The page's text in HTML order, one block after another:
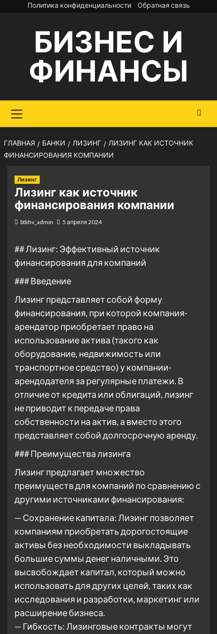
Перейти
содержимому
Политика конфиденциальности Обратная связь
БИЗНЕС И
ФИНАНСЫ
меню
ГЛАВНАЯ БАНКИ ЛИЗИНГ
ЛИЗИНГ КАК ИСТОЧНИК
ФИНАНСИРОВАНИЯ КОМПАНИИ
Лизинг
Лизинг как источник
финансирования компании
btkhv_admin 5 апреля 2024
## Лизинг: Эффективный источник
финансирования для компаний
### Введение
Лизинг представляет собой форму
финансирования, при которой компания-
арендатор приобретает право на
использование актива (такого как
оборудование, недвижимость или
транспортное средство) у компании-
арендодателя за регулярные платежи. В
отличие от кредита или облигаций, лизинг
не приводит к передаче права
собственности на актив, а вместо этого
представляет собой долгосрочную аренду.
### Преимущества лизинга
Лизинг предлагает множество
преимуществ для компаний по сравнению с
другими источниками финансирования:
— Сохранение капитала: Лизинг позволяет
компаниям приобретать дорогостоящие
активы без необходимости выкладывать
большие суммы денег наличными. Это
высвобождает капитал, который можно
использовать для других целей, таких как
исследования и разработки, маркетинг или
расширение бизнеса.
— Гибкость: Лизинговые контракты могут